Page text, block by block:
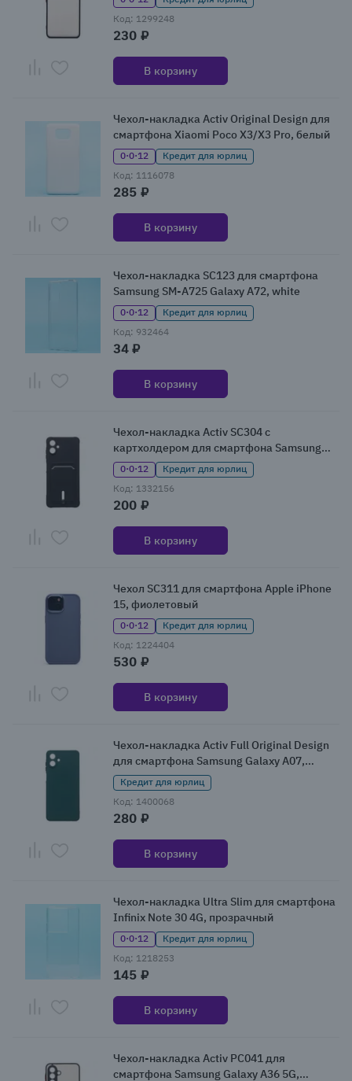
Код: 1299248
230 ₽
В корзину
Чехол-накладка Activ Original Design для
смартфона Xiaomi Poco X3/X3 Pro, белый
0·0·12
Кредит для юрлиц
Код: 1116078
285 ₽
В корзину
Чехол-накладка SC123 для смартфона
Samsung SM-A725 Galaxy A72, white
0·0·12
Кредит для юрлиц
Код: 932464
34 ₽
В корзину
Чехол-накладка Activ SC304 с
картхолдером для смартфона Samsung
Galaxy A06, черный
0·0·12
Кредит для юрлиц
Код: 1332156
200 ₽
В корзину
Чехол SC311 для смартфона Apple iPhone
15, фиолетовый
0·0·12
Кредит для юрлиц
Код: 1224404
530 ₽
В корзину
Чехол-накладка Activ Full Original Design
для смартфона Samsung Galaxy A07,
темно-зеленый
Кредит для юрлиц
Код: 1400068
280 ₽
В корзину
Чехол-накладка Ultra Slim для смартфона
Infinix Note 30 4G, прозрачный
0·0·12
Кредит для юрлиц
Код: 1218253
145 ₽
В корзину
Чехол-накладка Activ PC041 для
смартфона Samsung Galaxy A36 5G,